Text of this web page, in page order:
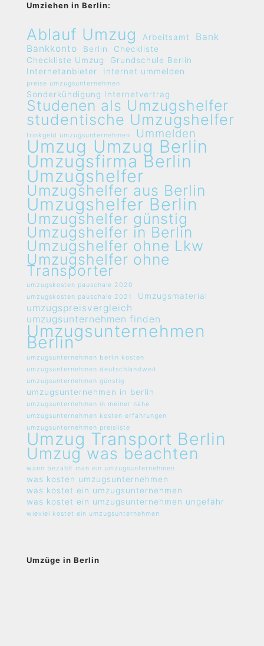
Umziehen in Berlin:
Ablauf Umzug Arbeitsamt
Bank
Bankkonto
Berlin
Checkliste
Checkliste Umzug
Grundschule Berlin
Internetanbieter
Internet ummelden
preise umzugsunternehmen
Sonderkündigung Internetvertrag
Studenen als Umzugshelfer
studentische Umzugshelfer
trinkgeld umzugsunternehmen Ummelden
Umzug Umzug Berlin
Umzugsfirma Berlin
Umzugshelfer
Umzugshelfer aus Berlin
Umzugshelfer Berlin
Umzugshelfer günstig
Umzugshelfer in Berlin
Umzugshelfer ohne Lkw
Umzugshelfer ohne
Transporter
umzugskosten pauschale 2020
umzugskosten pauschale 2021
Umzugsmaterial
umzugspreisvergleich
umzugsunternehmen finden
Umzugsunternehmen
Berlin
umzugsunternehmen berlin kosten
umzugsunternehmen deutschlandweit
umzugsunternehmen günstig
umzugsunternehmen in berlin
umzugsunternehmen in meiner nähe
umzugsunternehmen kosten erfahrungen
umzugsunternehmen preisliste
Umzug Transport Berlin
Umzug was beachten
wann bezahlt man ein umzugsunternehmen
was kosten umzugsunternehmen
was kostet ein umzugsunternehmen
was kostet ein umzugsunternehmen ungefähr
wieviel kostet ein umzugsunternehmen
Umzüge in Berlin